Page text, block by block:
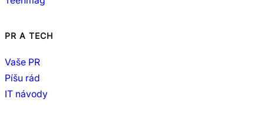
PR A TECH
Vaše PR
Píšu rád
IT návody